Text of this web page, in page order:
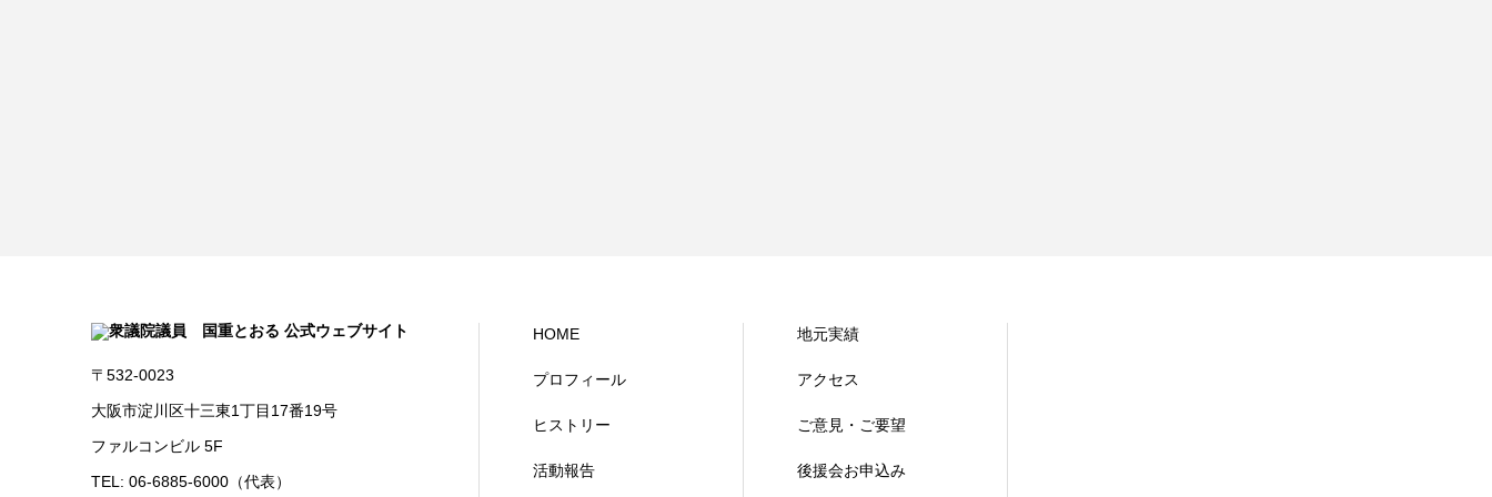
〒532-0023
大阪市淀川区十三東1丁目17番19号
ファルコンビル 5F
TEL: 06-6885-6000（代表）
HOME
プロフィール
ヒストリー
活動報告
地元実績
アクセス
ご意見・ご要望
後援会お申込み